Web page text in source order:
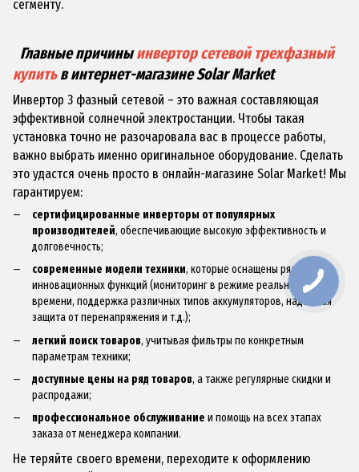
сегменту.
Главные причиныинвертор сетевой трехфазный
купитьв интернет-магазине Solar Market
Инвертор 3 фазный сетевой – это важная составляющая
эффективной солнечной электростанции. Чтобы такая
установка точно не разочаровала вас в процессе работы,
важно выбрать именно оригинальное оборудование. Сделать
это удастся очень просто в онлайн-магазине Solar Market! Мы
гарантируем:
сертифицированные инверторы от популярных
производителей, обеспечивающие высокую эффективность и
долговечность;
современные модели техники, которые оснащены рядом
инновационных функций (мониторинг в режиме реального
времени, поддержка различных типов аккумуляторов, надежная
защита от перенапряжения и т.д.);
легкий поиск товаров, учитывая фильтры по конкретным
параметрам техники;
доступные цены на ряд товаров, а также регулярные скидки и
распродажи;
профессиональное обслуживание и помощь на всех этапах
заказа от менеджера компании.
Не теряйте своего времени, переходите к оформлению